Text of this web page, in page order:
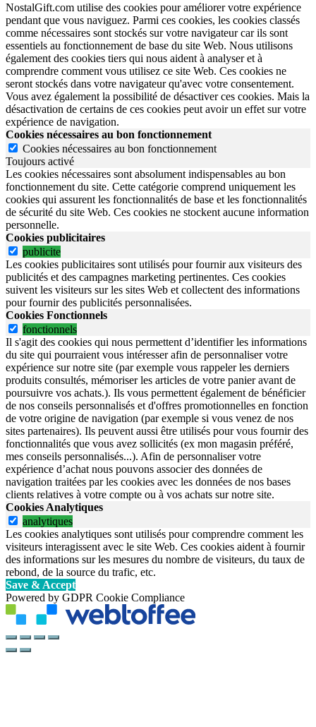
NostalGift.com utilise des cookies pour améliorer votre expérience
pendant que vous naviguez. Parmi ces cookies, les cookies classés
comme nécessaires sont stockés sur votre navigateur car ils sont
essentiels au fonctionnement de base du site Web. Nous utilisons
également des cookies tiers qui nous aident à analyser et à
comprendre comment vous utilisez ce site Web. Ces cookies ne
seront stockés dans votre navigateur qu'avec votre consentement.
Vous avez également la possibilité de désactiver ces cookies. Mais la
désactivation de certains de ces cookies peut avoir un effet sur votre
expérience de navigation.
Cookies nécessaires au bon fonctionnement
Cookies nécessaires au bon fonctionnement
Toujours activé
Les cookies nécessaires sont absolument indispensables au bon
fonctionnement du site. Cette catégorie comprend uniquement les
cookies qui assurent les fonctionnalités de base et les fonctionnalités
de sécurité du site Web. Ces cookies ne stockent aucune information
personnelle.
Cookies publicitaires
publicite
Les cookies publicitaires sont utilisés pour fournir aux visiteurs des
publicités et des campagnes marketing pertinentes. Ces cookies
suivent les visiteurs sur les sites Web et collectent des informations
pour fournir des publicités personnalisées.
Cookies Fonctionnels
fonctionnels
Il s'agit des cookies qui nous permettent d’identifier les informations
du site qui pourraient vous intéresser afin de personnaliser votre
expérience sur notre site (par exemple vous rappeler les derniers
produits consultés, mémoriser les articles de votre panier avant de
poursuivre vos achats.). Ils vous permettent également de bénéficier
de nos conseils personnalisés et d'offres promotionnelles en fonction
de votre origine de navigation (par exemple si vous venez de nos
sites partenaires). Ils peuvent aussi être utilisés pour vous fournir des
fonctionnalités que vous avez sollicités (ex mon magasin préféré,
mes conseils personnalisés...). Afin de personnaliser votre
expérience d’achat nous pouvons associer des données de
navigation traitées par les cookies avec les données de nos bases
clients relatives à votre compte ou à vos achats sur notre site.
Cookies Analytiques
analytiques
Les cookies analytiques sont utilisés pour comprendre comment les
visiteurs interagissent avec le site Web. Ces cookies aident à fournir
des informations sur les mesures du nombre de visiteurs, du taux de
rebond, de la source du trafic, etc.
Save & Accept
Powered by GDPR Cookie Compliance